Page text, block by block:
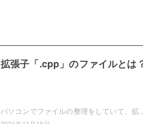
拡張子「.cpp」のファイルとは